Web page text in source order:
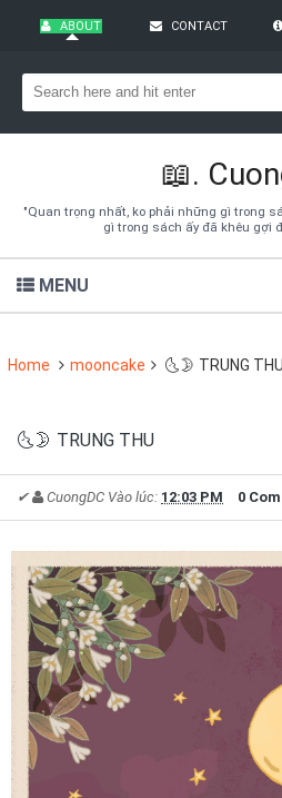
ABOUT CONTACT
📖.
"Quan trọng nhất, ko phải những gì trong
gì trong sách ấy đã khêu gợi
MENU
Home mooncake 🌜🌛 TRUNG THU
🌜🌛 TRUNG THU
✔ CuongDC Vào lúc: 12:03 PM 0
Bạn đang cần tìm
Theo dõi blog
Hãy đăng kí theo dõi blog để cập